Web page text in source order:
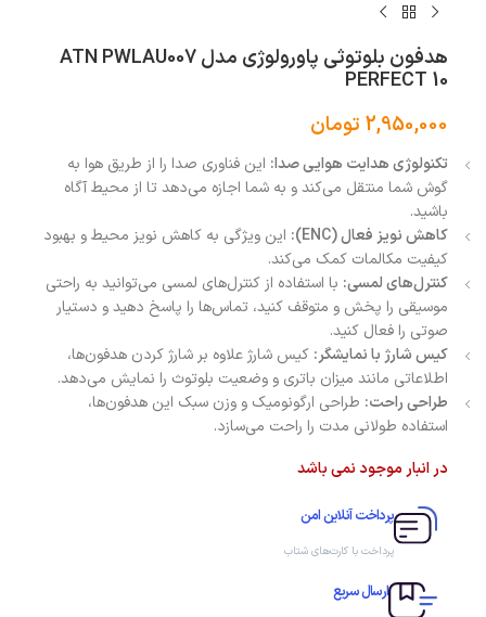
هدفون بلوتوثی پاورولوژی مدل ATN PWLAU007
PERFECT 10
2,950,000 تومان
تکنولوژی هدایت هوایی صدا: این فناوری صدا را از طریق هوا به
گوش شما منتقل می‌کند و به شما اجازه می‌دهد تا از محیط آگاه
باشید.
کاهش نویز فعال (ENC):
این ویژگی به کاهش نویز محیط و بهبود
کیفیت مکالمات کمک می‌کند.
کنترل‌های لمسی: با استفاده از کنترل‌های لمسی می‌توانید به راحتی
موسیقی را پخش و متوقف کنید، تماس‌ها را پاسخ دهید و دستیار
صوتی را فعال کنید.
کیس شارژ با نمایشگر: کیس شارژ علاوه بر شارژ کردن هدفون‌ها،
اطلاعاتی مانند میزان باتری و وضعیت بلوتوث را نمایش می‌دهد.
طراحی راحت: طراحی ارگونومیک و وزن سبک این هدفون‌ها،
استفاده طولانی مدت را راحت می‌سازد.
در انبار موجود نمی باشد
پرداخت آنلاین امن
پرداخت با کارت‌های شتاب
ارسال سریع